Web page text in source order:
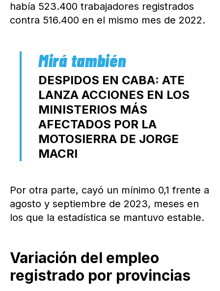
había 523.400 trabajadores registrados
contra 516.400 en el mismo mes de 2022.
DESPIDOS EN CABA: ATE
LANZA ACCIONES EN LOS
MINISTERIOS MÁS
AFECTADOS POR LA
MOTOSIERRA DE JORGE
MACRI
Por otra parte, cayó un mínimo 0,1 frente a
agosto y septiembre de 2023, meses en
los que la estadística se mantuvo estable.
Variación del empleo
registrado por provincias